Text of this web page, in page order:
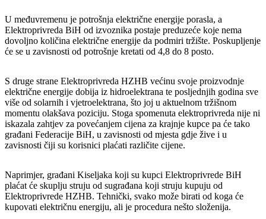
U međuvremenu je potrošnja električne energije porasla, a
Elektroprivreda BiH od izvoznika postaje preduzeće koje nema
dovoljno količina električne energije da podmiri tržište. Poskupljenje
će se u zavisnosti od potrošnje kretati od 4,8 do 8 posto.
S druge strane Elektroprivreda HZHB većinu svoje proizvodnje
električne energije dobija iz hidroelektrana te posljednjih godina sve
više od solarnih i vjetroelektrana, što joj u aktuelnom tržišnom
momentu olakšava poziciju. Stoga spomenuta elektroprivreda nije ni
iskazala zahtjev za povećanjem cijena za krajnje kupce pa će tako
građani Federacije BiH, u zavisnosti od mjesta gdje žive i u
zavisnosti čiji su korisnici plaćati različite cijene.
Naprimjer, građani Kiseljaka koji su kupci Elektroprivrede BiH
plaćat će skuplju struju od sugrađana koji struju kupuju od
Elektroprivrede HZHB. Tehnički, svako može birati od koga će
kupovati električnu energiju, ali je procedura nešto složenija.